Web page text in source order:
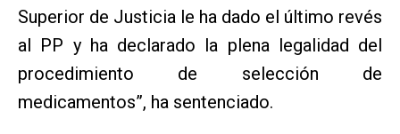
Superior de Justicia le ha dado el último revés
al PP y ha declarado la plena legalidad del
procedimiento de selección de
medicamentos”, ha sentenciado.